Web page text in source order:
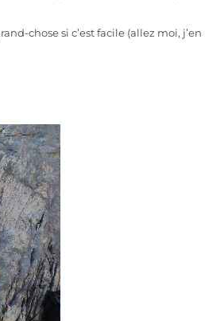
chose si c’est facile (allez moi, j’en